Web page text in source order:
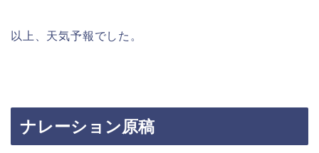
以上、天気予報でした。
ナレーション原稿